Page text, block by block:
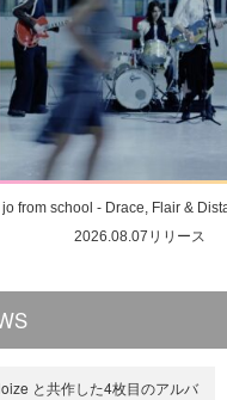
jo from school - Drace, Flair &
2026.08.07リリース
と共作した4枚目のアルバ